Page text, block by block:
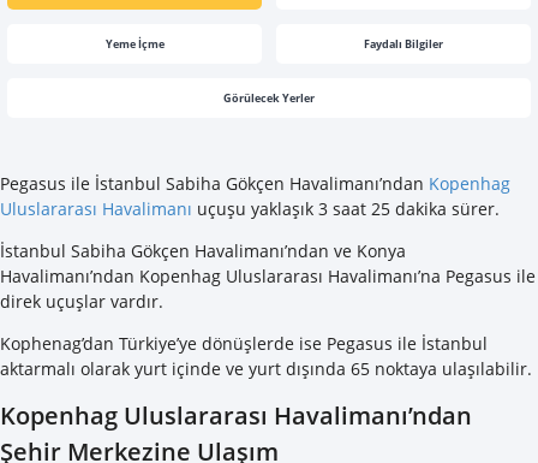
Yeme İçme Faydalı Bilgiler
Görülecek Yerler
Pegasus ile İstanbul Sabiha Gökçen Havalimanı’ndan Kopenhag
Uluslararası Havalimanı uçuşu yaklaşık 3 saat 25 dakika sürer.
İstanbul Sabiha Gökçen Havalimanı’ndan ve Konya
Havalimanı’ndan Kopenhag Uluslararası Havalimanı’na Pegasus ile
direk uçuşlar vardır.
Kophenag’dan Türkiye’ye dönüşlerde ise Pegasus ile İstanbul
aktarmalı olarak yurt içinde ve yurt dışında 65 noktaya ulaşılabilir.
Kopenhag Uluslararası Havalimanı’ndan
Şehir Merkezine Ulaşım